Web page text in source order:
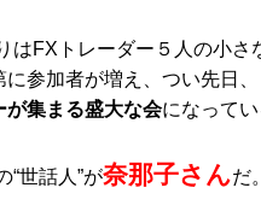
FXトレーダー５人の小さ
参加者が増え、つい先日
が集まる盛大な会になって
世話人”が奈那子さんだ。